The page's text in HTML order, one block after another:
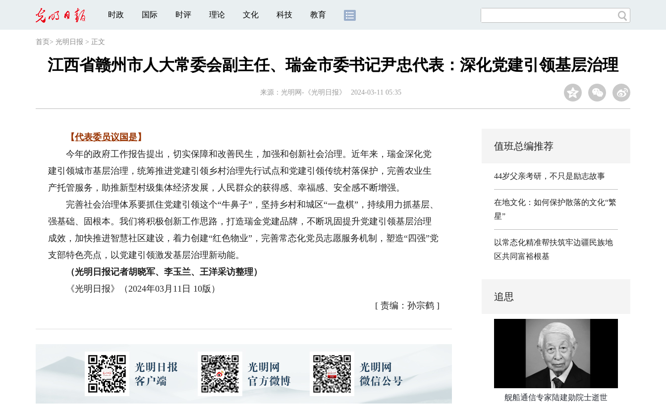
时政 国际 时评 理论 文化 科技 教育
首页 > 光明日报 > 正文
江西省赣州市人大常委会副主任、瑞金市委书记尹忠代表：深化党建引领基层治理
来源： 光明网-《光明日报》 2024-03-11 05:35
【代表委员议国是】
今年的政府工作报告提出，切实保障和改善民生，加强和创新社会治理。近年来，瑞金深化党
建引领城市基层治理，统筹推进党建引领乡村治理先行试点和党建引领传统村落保护，完善农业生
产托管服务，助推新型村级集体经济发展，人民群众的获得感、幸福感、安全感不断增强。
完善社会治理体系要抓住党建引领这个“牛鼻子”，坚持乡村和城区“一盘棋”，持续用力抓基层、
强基础、固根本。我们将积极创新工作思路，打造瑞金党建品牌，不断巩固提升党建引领基层治理
成效，加快推进智慧社区建设，着力创建“红色物业”，完善常态化党员志愿服务机制，塑造“四强”党
支部特色亮点，以党建引领激发基层治理新动能。
（光明日报记者胡晓军、李玉兰、王洋采访整理）
《光明日报》（2024年03月11日 10版）
[ 责编：孙宗鹤]
值班总编推荐
44岁父亲考研，不只是励志故事
在地文化：如何保护散落的文化“繁
星”
以常态化精准帮扶筑牢边疆民族地
区共同富裕根基
追思
舰船通信专家陆建勋院士逝世